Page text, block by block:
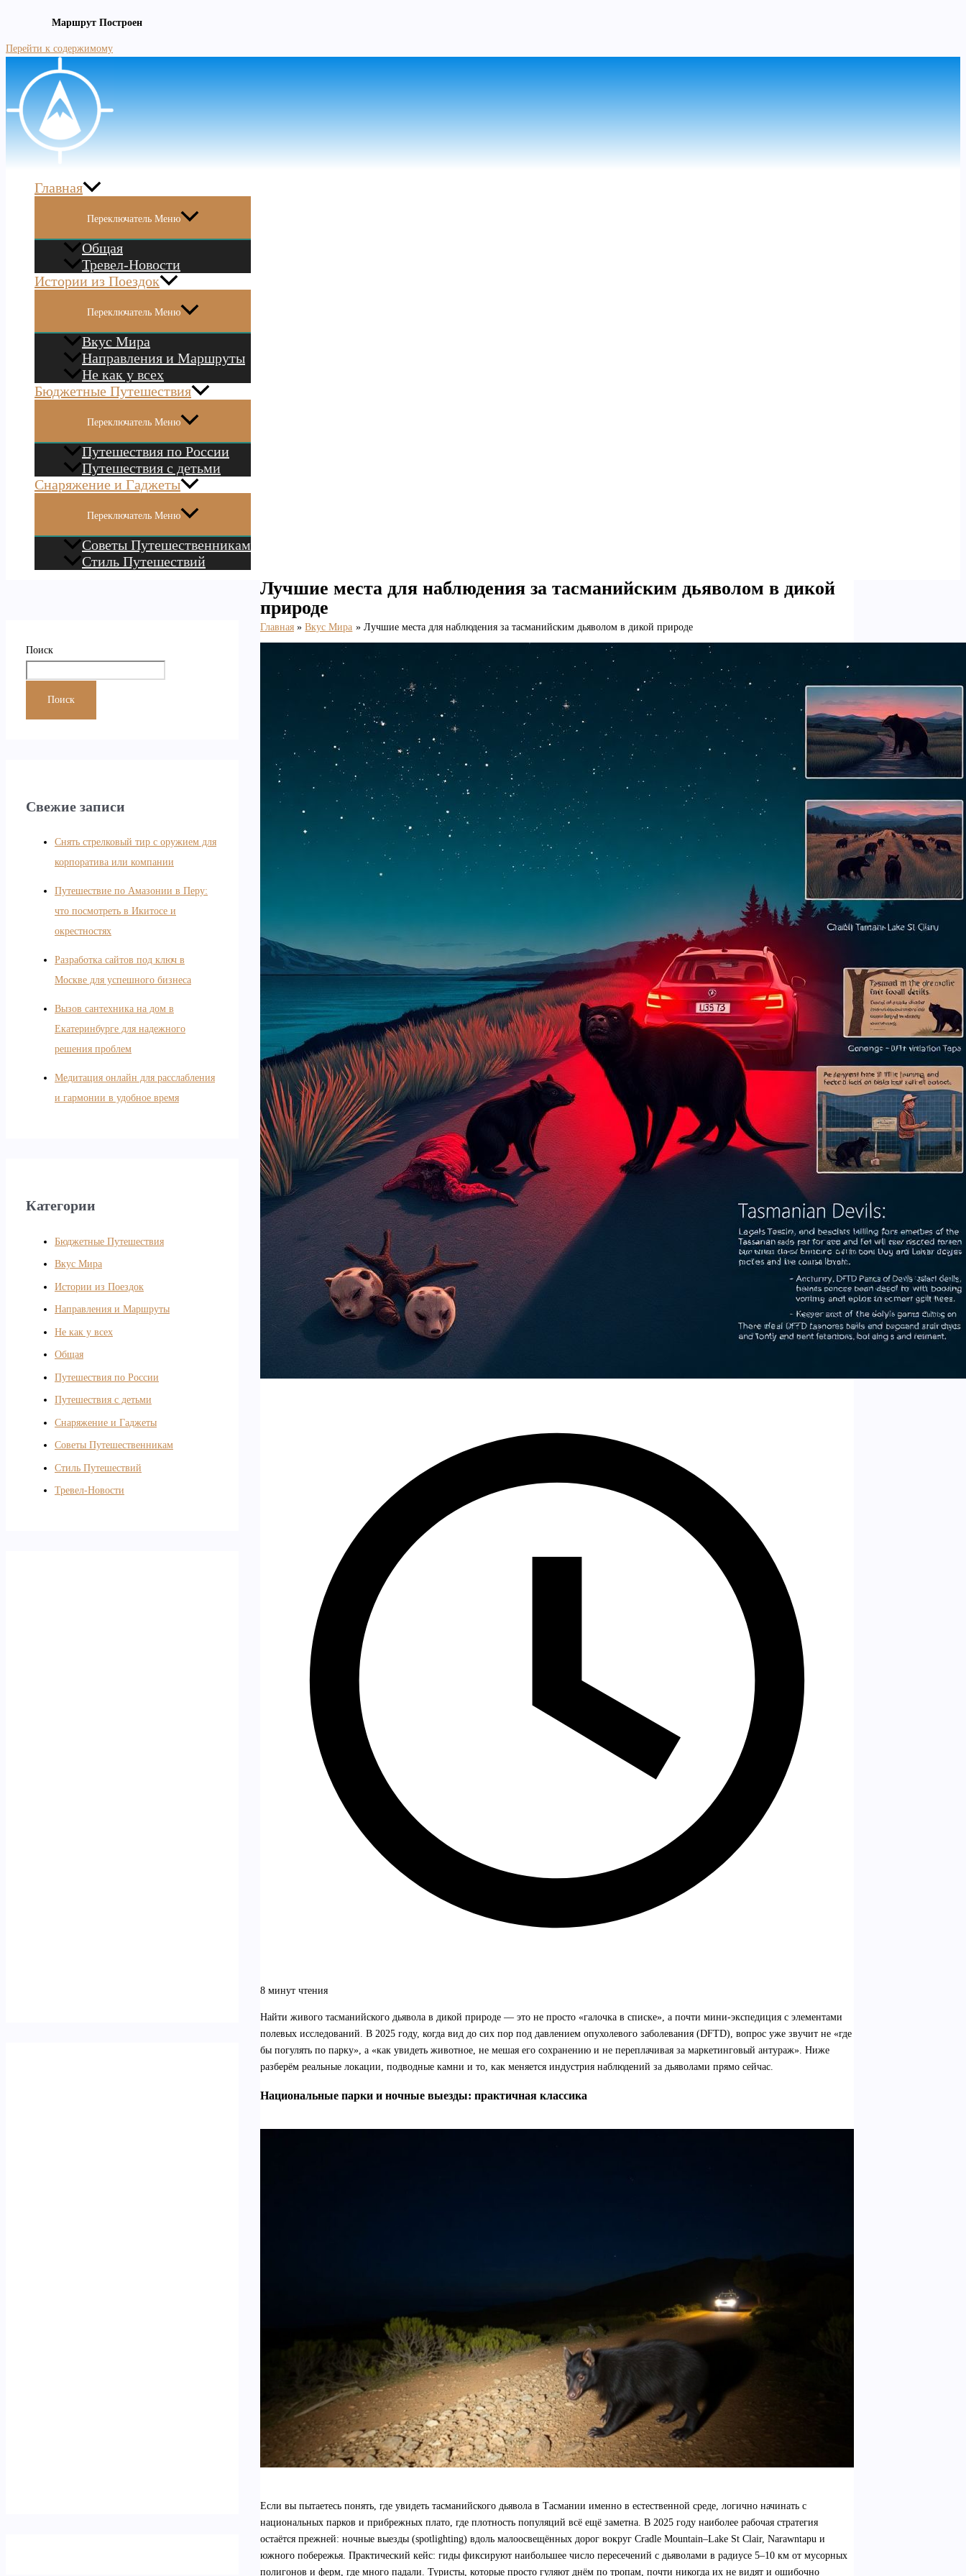
Маршрут Построен
Перейти к содержимому
Главная
Переключатель Меню
Общая
Тревел-Новости
Истории из Поездок
Переключатель Меню
Вкус Мира
Направления и Маршруты
Не как у всех
Бюджетные Путешествия
Переключатель Меню
Путешествия по России
Путешествия с детьми
Снаряжение и Гаджеты
Переключатель Меню
Советы Путешественникам
Стиль Путешествий
Поиск
Поиск
Свежие записи
Снять стрелковый тир с оружием для
корпоратива или компании
Путешествие по Амазонии в Перу:
что посмотреть в Икитосе и
окрестностях
Разработка сайтов под ключ в
Москве для успешного бизнеса
Вызов сантехника на дом в
Екатеринбурге для надежного
решения проблем
Медитация онлайн для расслабления
и гармонии в удобное время
Категории
Бюджетные Путешествия
Вкус Мира
Истории из Поездок
Направления и Маршруты
Не как у всех
Общая
Путешествия по России
Путешествия с детьми
Снаряжение и Гаджеты
Советы Путешественникам
Стиль Путешествий
Тревел-Новости
Лучшие места для наблюдения за тасманийским дьяволом в дикой
природе
Главная Вкус Мира Лучшие места для наблюдения за тасманийским дьяволом в дикой природе
8 минут чтения
Найти живого тасманийского дьявола в дикой природе — это не просто «галочка в списке», а почти мини‑экспедиция с элементами
полевых исследований. В 2025 году, когда вид до сих пор под давлением опухолевого заболевания (DFTD), вопрос уже звучит не «где
бы погулять по парку», а «как увидеть животное, не мешая его сохранению и не переплачивая за маркетинговый антураж». Ниже
разберём реальные локации, подводные камни и то, как меняется индустрия наблюдений за дьяволами прямо сейчас.
Национальные парки и ночные выезды: практичная классика
Если вы пытаетесь понять, где увидеть тасманийского дьявола в Тасмании именно в естественной среде, логично начинать с
национальных парков и прибрежных плато, где плотность популяций всё ещё заметна. В 2025 году наиболее рабочая стратегия
остаётся прежней: ночные выезды (spotlighting) вдоль малоосвещённых дорог вокруг Cradle Mountain–Lake St Clair, Narawntapu и
южного побережья. Практический кейс: гиды фиксируют наибольшее число пересечений с дьяволами в радиусе 5–10 км от мусорных
полигонов и ферм, где много падали. Туристы, которые просто гуляют днём по тропам, почти никогда их не видят и ошибочно